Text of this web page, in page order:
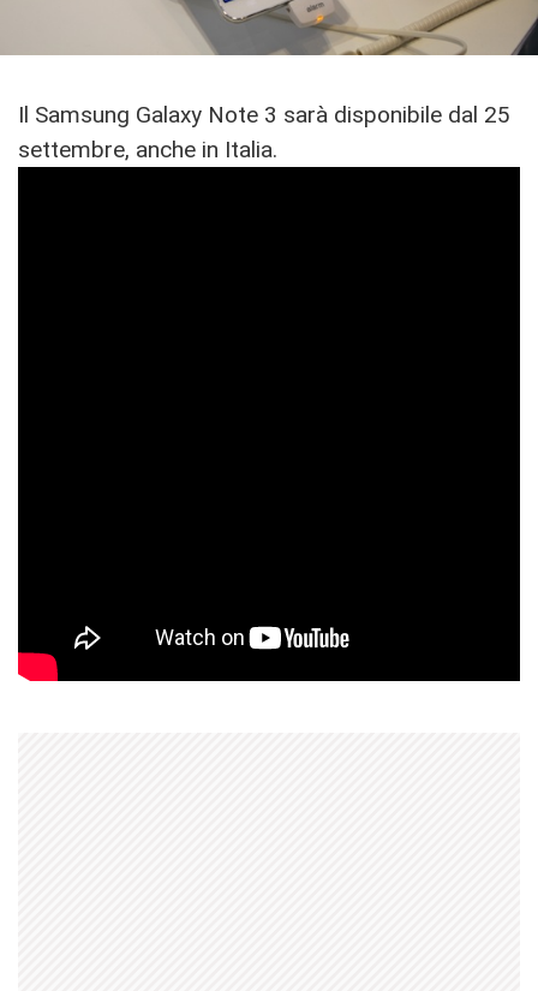
Il Samsung Galaxy Note 3 sarà disponibile dal 25
settembre, anche in Italia.